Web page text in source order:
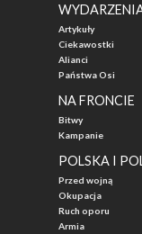
Artykuły
Ciekawostki
Alianci
Państwa Osi
NA FRONCIE
Bitwy
Kampanie
POLSKA I
Przed wojną
Okupacja
Ruch oporu
Armia